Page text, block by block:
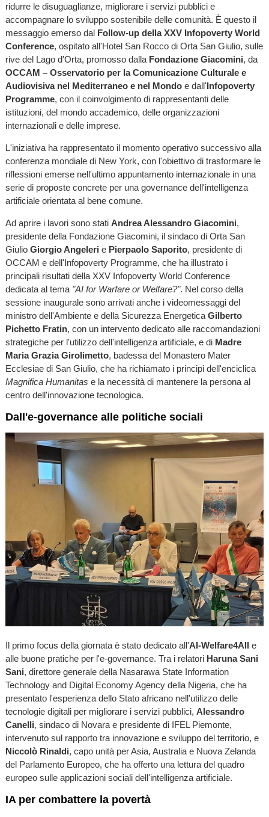
ridurre le disuguaglianze, migliorare i servizi pubblici e
accompagnare lo sviluppo sostenibile delle comunità. È questo il
messaggio emerso dal Follow-up della XXV Infopoverty World
Conference, ospitato all'Hotel San Rocco di Orta San Giulio, sulle
rive del Lago d'Orta, promosso dalla Fondazione Giacomini, da
OCCAM – Osservatorio per la Comunicazione Culturale e
Audiovisiva nel Mediterraneo e nel Mondoe dall'Infopoverty
Programme, con il coinvolgimento di rappresentanti delle
istituzioni, del mondo accademico, delle organizzazioni
internazionali e delle imprese.
L'iniziativa ha rappresentato il momento operativo successivo alla
conferenza mondiale di New York, con l'obiettivo di trasformare le
riflessioni emerse nell'ultimo appuntamento internazionale in una
serie di proposte concrete per una governance dell'intelligenza
artificiale orientata al bene comune.
Ad aprire i lavori sono stati Andrea Alessandro Giacomini,
presidente della Fondazione Giacomini, il sindaco di Orta San
GiulioGiorgio Angeleri e Pierpaolo Saporito, presidente di
OCCAM e dell'Infopoverty Programme, che ha illustrato i
principali risultati della XXV Infopoverty World Conference
dedicata al tema "AI for Warfare or Welfare?". Nel corso della
sessione inaugurale sono arrivati anche i videomessaggi del
ministro dell'Ambiente e della Sicurezza Energetica Gilberto
Pichetto Fratin, con un intervento dedicato alle raccomandazioni
strategiche per l'utilizzo dell'intelligenza artificiale, e di Madre
Maria Grazia Girolimetto, badessa del Monastero Mater
Ecclesiae di San Giulio, che ha richiamato i principi dell'enciclica
Magnifica Humanitas e la necessità di mantenere la persona al
centro dell'innovazione tecnologica.
Dall'e-governance alle politiche sociali
Il primo focus della giornata è stato dedicato all'AI-Welfare4All e
alle buone pratiche per l'e-governance. Tra i relatori Haruna Sani
Sani, direttore generale della Nasarawa State Information
Technology and Digital Economy Agency della Nigeria, che ha
presentato l'esperienza dello Stato africano nell'utilizzo delle
tecnologie digitali per migliorare i servizi pubblici, Alessandro
Canelli, sindaco di Novara e presidente di IFEL Piemonte,
intervenuto sul rapporto tra innovazione e sviluppo del territorio, e
Niccolò Rinaldi, capo unità per Asia, Australia e Nuova Zelanda
del Parlamento Europeo, che ha offerto una lettura del quadro
europeo sulle applicazioni sociali dell'intelligenza artificiale.
IA per combattere la povertà